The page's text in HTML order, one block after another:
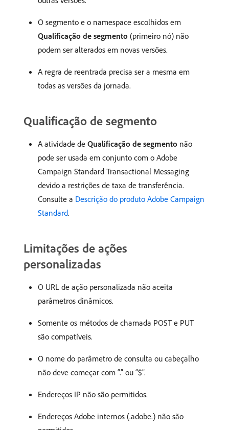
O segmento e o namespace escolhidos em
Qualificação de segmento (primeiro nó) não
podem ser alterados em novas versões.
A regra de reentrada precisa ser a mesma em
todas as versões da jornada.
Qualificação de segmento
A atividade de Qualificação de segmento não
pode ser usada em conjunto com o Adobe
Campaign Standard Transactional Messaging
devido a restrições de taxa de transferência.
Consulte a Descrição do produto Adobe Campaign
Standard.
Limitações de ações
personalizadas
O URL de ação personalizada não aceita
parâmetros dinâmicos.
Somente os métodos de chamada POST e PUT
são compatíveis.
O nome do parâmetro de consulta ou cabeçalho
não deve começar com “.” ou “$”.
Endereços IP não são permitidos.
Endereços Adobe internos (.adobe.) não são